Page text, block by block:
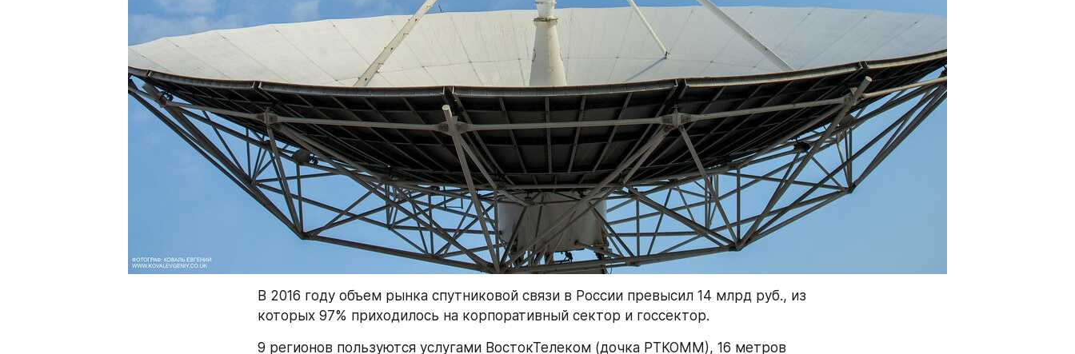
В 2016 году объем рынка спутниковой связи в России превысил 14 млрд руб., из
которых 97% приходилось на корпоративный сектор и госсектор.
9 регионов пользуются услугами ВостокТелеком (дочка РТКОММ), 16 метров